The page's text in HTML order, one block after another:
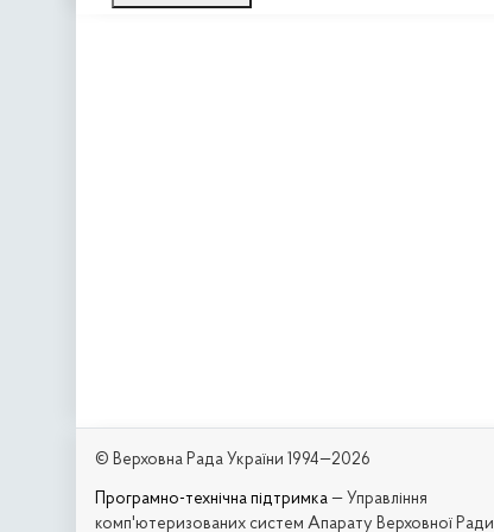
© Верховна Рада України 1994—2026
Програмно-технічна підтримка — Управління
комп'ютеризованих систем Апарату Верховної Ради